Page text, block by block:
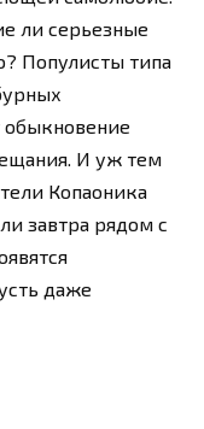
ли серьезные
Популисты типа
И уж тем
Копаоника
завтра рядом с
даже